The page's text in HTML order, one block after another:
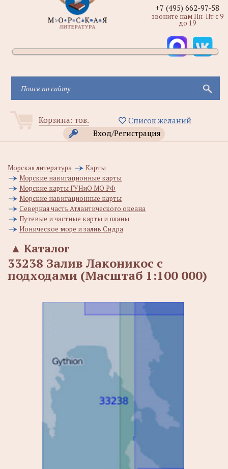
Корзина: тов.
Список желаний
Вход/Регистрация
+7 (495) 662-97-58
звоните нам Пн-Пт с 9
до 19
Морская литература
Карты
Морские навигационные карты
Морские карты ГУНиО МО РФ
Морские навигационные карты
Северная часть Атлантического океана
Путевые и частные карты и планы
Ионическое море и залив Сидра
Каталог
▲
33238 Залив Лаконикос с
подходами (Масштаб 1:100 000)